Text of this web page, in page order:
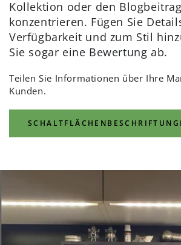
Kollektion oder den
konzentrieren. Fügen Sie
Verfügbarkeit und zum Stil
Sie sogar eine Bewertung ab.
Teilen Sie Informationen über Ihre
Kunden.